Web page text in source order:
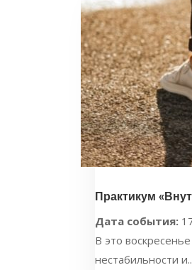
Практикум
Дата события:
В это
нестабильности